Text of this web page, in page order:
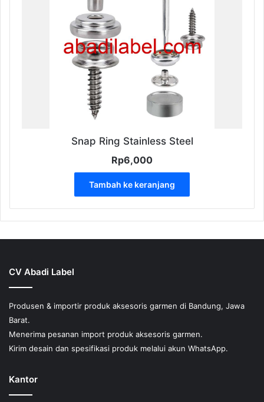
Snap Ring Stainless Steel
Rp6,000
Tambah ke keranjang
CV Abadi Label
Produsen & importir produk aksesoris garmen di Bandung, Jawa
Barat.
Menerima pesanan import produk aksesoris garmen.
Kirim desain dan spesifikasi produk melalui akun WhatsApp.
Kantor